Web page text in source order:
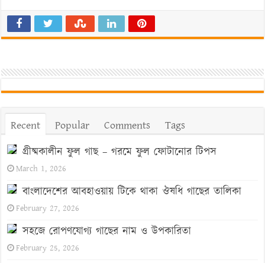
Recent Popular Comments
Tags
গ্রীষ্মকালীন ফুল গাছ – গরমে ফুল ফোটানোর টিপস
March 1, 2026
বাংলাদেশের আবহাওয়ায় টিকে থাকা ঔষধি গাছের তালিকা
February 27, 2026
সহজে রোপণযোগ্য গাছের নাম ও উপকারিতা
February 25, 2026